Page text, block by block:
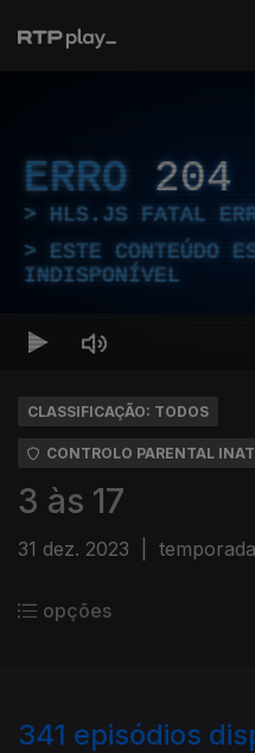
ERRO 204
HLS.JS FATAL
ESTE CONTEÚDO
INDISPONÍVEL
CLASSIFICAÇÃO: TODOS
CONTROLO PARENTAL
3 às 17
31 dez. 2023
opções
341 episódios